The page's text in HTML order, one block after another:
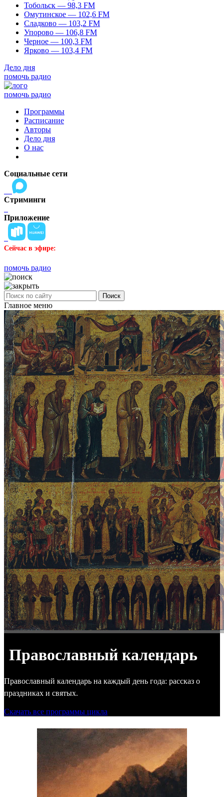
Тобольск — 98,3 FM
Омутинское — 102,6 FM
Сладково — 103,2 FM
Упорово — 106,8 FM
Черное — 100,3 FM
Ярково — 103,4 FM
Дело дня
помочь радио
помочь радио
Программы
Расписание
Авторы
Дело дня
О нас
Социальные сети
Стриминги
Приложение
Сейчас в эфире:
помочь радио
Поиск
Главное меню
Православный календарь
Православный календарь на каждый день года: рассказ о
праздниках и святых.
Скачать все программы цикла